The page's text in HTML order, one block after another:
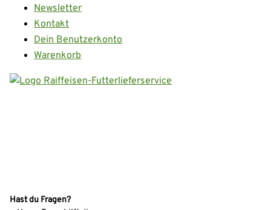
Newsletter
Kontakt
Dein Benutzerkonto
Warenkorb
Hast du Fragen?